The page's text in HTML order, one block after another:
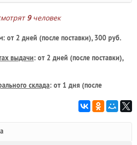
9человек
от 2 дней (после поставки), 300 руб.
выдачи: от 2 дней (после поставки),
склада: от 1 дня (после